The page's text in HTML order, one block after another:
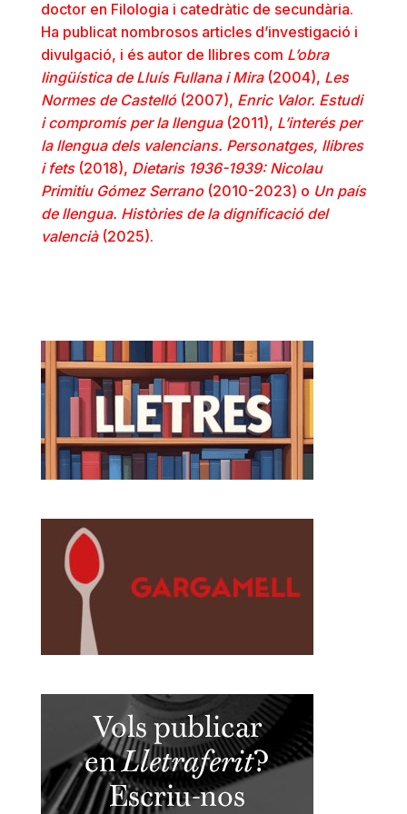
doctor en Filologia i catedràtic de secundària.
Ha publicat nombrosos articles d’investigació i
divulgació, i és autor de llibres com L’obra
lingüística de Lluís Fullana i Mira(2004), Les
Normes de Castelló(2007), Enric Valor. Estudi
i compromís per la llengua(2011), L’interés per
la llengua dels valencians. Personatges, llibres
i fets (2018), Dietaris 1936-1939: Nicolau
Primitiu Gómez Serrano(2010-2023) o Un país
de llengua. Històries de la dignificació del
valencià(2025).